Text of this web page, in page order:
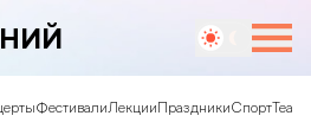
ФестивалиЛекции ПраздникиСпорт